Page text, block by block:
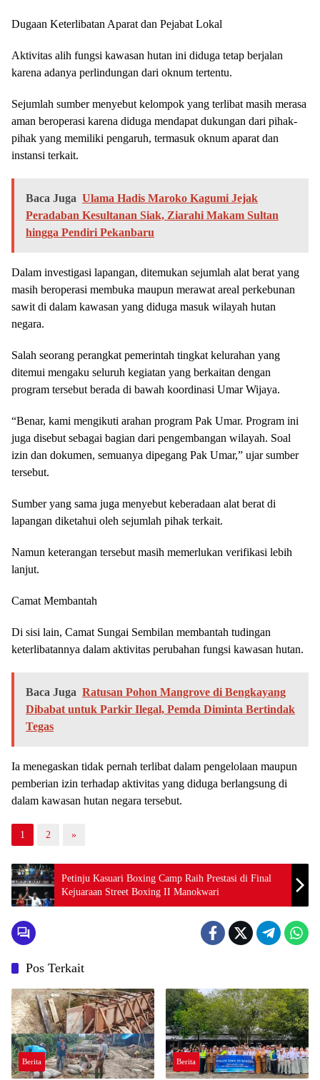
Dugaan Keterlibatan Aparat dan Pejabat Lokal
Aktivitas alih fungsi kawasan hutan ini diduga tetap berjalan
karena adanya perlindungan dari oknum tertentu.
Sejumlah sumber menyebut kelompok yang terlibat masih merasa
aman beroperasi karena diduga mendapat dukungan dari pihak-
pihak yang memiliki pengaruh, termasuk oknum aparat dan
instansi terkait.
Baca Juga Ulama Hadis Maroko Kagumi Jejak
Peradaban Kesultanan Siak, Ziarahi Makam Sultan
hingga Pendiri Pekanbaru
Dalam investigasi lapangan, ditemukan sejumlah alat berat yang
masih beroperasi membuka maupun merawat areal perkebunan
sawit di dalam kawasan yang diduga masuk wilayah hutan
negara.
Salah seorang perangkat pemerintah tingkat kelurahan yang
ditemui mengaku seluruh kegiatan yang berkaitan dengan
program tersebut berada di bawah koordinasi Umar Wijaya.
“Benar, kami mengikuti arahan program Pak Umar. Program ini
juga disebut sebagai bagian dari pengembangan wilayah. Soal
izin dan dokumen, semuanya dipegang Pak Umar,” ujar sumber
tersebut.
Sumber yang sama juga menyebut keberadaan alat berat di
lapangan diketahui oleh sejumlah pihak terkait.
Namun keterangan tersebut masih memerlukan verifikasi lebih
lanjut.
Camat Membantah
Di sisi lain, Camat Sungai Sembilan membantah tudingan
keterlibatannya dalam aktivitas perubahan fungsi kawasan hutan.
Baca Juga Ratusan Pohon Mangrove di Bengkayang
Dibabat untuk Parkir Ilegal, Pemda Diminta Bertindak
Tegas
Ia menegaskan tidak pernah terlibat dalam pengelolaan maupun
pemberian izin terhadap aktivitas yang diduga berlangsung di
dalam kawasan hutan negara tersebut.
1 2 »
Petinju Kasuari Boxing Camp Raih Prestasi di Final
Kejuaraan Street Boxing II Manokwari
Pos Terkait
Berita Berita